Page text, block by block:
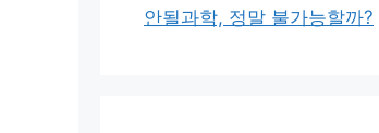
안될과학, 정말 불가능할까?